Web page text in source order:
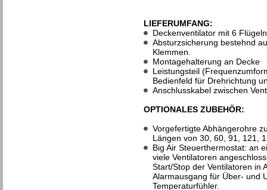
LIEFERUMFANG:
Deckenventilator mit 6
Absturzsicherung bestehnd
Klemmen.
Montagehalterung an Decke
Leistungsteil
Bedienfeld für Drehrichtung
Anschlusskabel zwischen
OPTIONALES ZUBEHÖR:
Vorgefertigte Abhängerohre
Längen von 30, 60, 91, 121,
Big Air Steuerthermostat: an
viele Ventilatoren
Start/Stop der Ventilatoren in
Alarmausgang für Über- und
Temperaturfühler.